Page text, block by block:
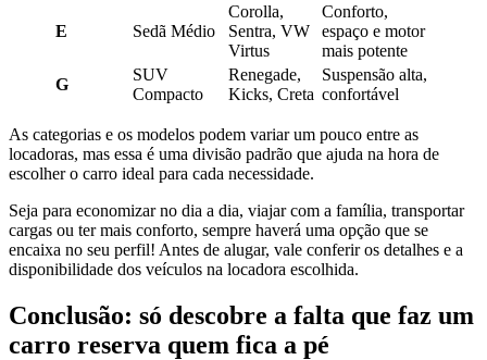
E Sedã Médio
Corolla,
Sentra, VW
Virtus
Conforto,
espaço e motor
mais potente
G
SUV
Compacto
Renegade,
Kicks, Creta
Suspensão alta,
confortável
As categorias e os modelos podem variar um pouco entre as
locadoras, mas essa é uma divisão padrão que ajuda na hora de
escolher o carro ideal para cada necessidade.
Seja para economizar no dia a dia, viajar com a família, transportar
cargas ou ter mais conforto, sempre haverá uma opção que se
encaixa no seu perfil! Antes de alugar, vale conferir os detalhes e a
disponibilidade dos veículos na locadora escolhida.
Conclusão: só descobre a falta que faz um
carro reserva quem fica a pé